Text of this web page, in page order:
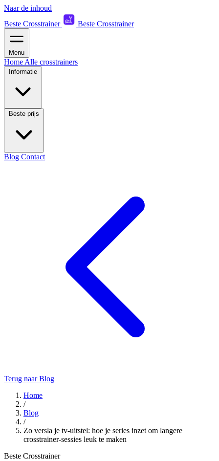
Naar de inhoud
Beste Crosstrainer
Beste Crosstrainer
Menu
Home Alle crosstrainers
Informatie
Beste prijs
Blog Contact
Terug naar Blog
Home
/
Blog
/
Zo versla je tv-uitstel: hoe je series inzet om langere
crosstrainer-sessies leuk te maken
Beste Crosstrainer